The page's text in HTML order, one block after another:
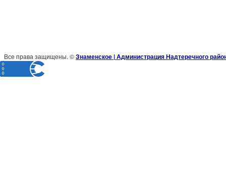
Все права защищены. ©Знаменское | Администрация Надтеречного